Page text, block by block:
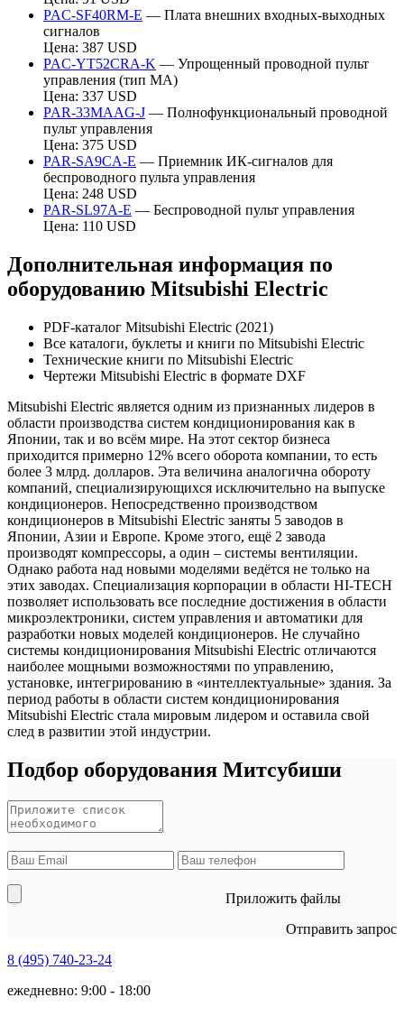
PAC-SF40RM-E — Плата внешних входных-выходных
сигналов
Цена: 387 USD
PAC-YT52CRA-K — Упрощенный проводной пульт
управления (тип МА)
Цена: 337 USD
PAR-33MAAG-J — Полнофункциональный проводной
пульт управления
Цена: 375 USD
PAR-SA9CA-E — Приемник ИК-сигналов для
беспроводного пульта управления
Цена: 248 USD
PAR-SL97A-E — Беспроводной пульт управления
Цена: 110 USD
Дополнительная информация по
оборудованию Mitsubishi Electric
PDF-каталог Mitsubishi Electric (2021)
Все каталоги, буклеты и книги по Mitsubishi Electric
Технические книги по Mitsubishi Electric
Чертежи Mitsubishi Electric в формате DXF
Mitsubishi Electric является одним из признанных лидеров в
области производства систем кондиционирования как в
Японии, так и во всём мире. На этот сектор бизнеса
приходится примерно 12% всего оборота компании, то есть
более 3 млрд. долларов. Эта величина аналогична обороту
компаний, специализирующихся исключительно на выпуске
кондиционеров. Непосредственно производством
кондиционеров в Mitsubishi Electric заняты 5 заводов в
Японии, Азии и Европе. Кроме этого, ещё 2 завода
производят компрессоры, а один – системы вентиляции.
Однако работа над новыми моделями ведётся не только на
этих заводах. Специализация корпорации в области HI-TECH
позволяет использовать все последние достижения в области
микроэлектроники, систем управления и автоматики для
разработки новых моделей кондиционеров. Не случайно
системы кондиционирования Mitsubishi Electric отличаются
наиболее мощными возможностями по управлению,
установке, интегрированию в «интеллектуальные» здания. За
период работы в области систем кондиционирования
Mitsubishi Electric стала мировым лидером и оставила свой
след в развитии этой индустрии.
Подбор оборудования Митсубиши
Приложить файлы
Отправить запрос
8 (495) 740-23-24
ежедневно: 9:00 - 18:00